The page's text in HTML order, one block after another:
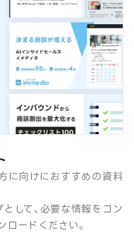
に向けにおすすめの資料
して、必要な情報をコン
ロードください。